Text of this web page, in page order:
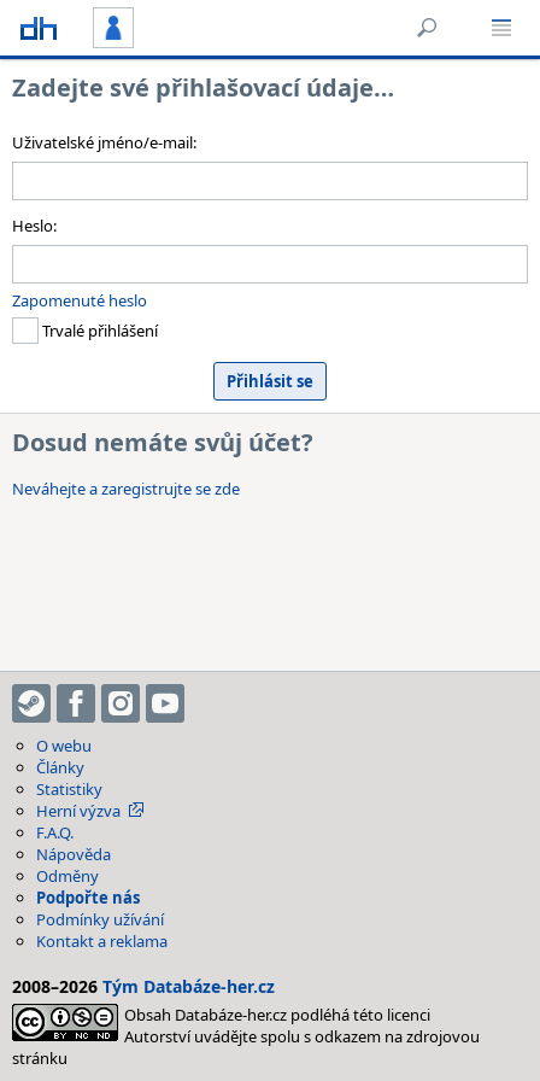
Zadejte své přihlašovací údaje…
Uživatelské jméno/e-mail:
Heslo:
Zapomenuté heslo
Trvalé přihlášení
Dosud nemáte svůj účet?
Neváhejte a zaregistrujte se zde
O webu
Články
Statistiky
Herní výzva
F.A.Q.
Nápověda
Odměny
Podpořte nás
Podmínky užívání
Kontakt a reklama
2008–2026 Tým Databáze-her.cz
Obsah Databáze-her.cz podléhá této licenci
Autorství uvádějte spolu s odkazem na zdrojovou
stránku